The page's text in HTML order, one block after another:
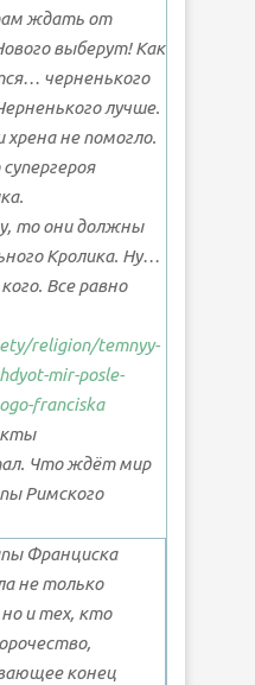
ждать от
выберут! Как
черненького
лучше.
не помогло.
то они должны
Кролика. Ну…
Все равно
religion/temnyy-
mir-posle-
franciska
Что ждёт мир
Римского
Франциска
не только
и тех, кто
конец